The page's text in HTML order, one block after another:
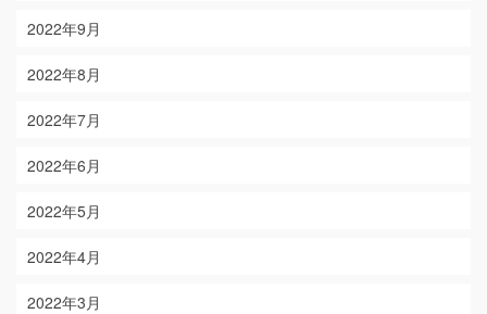
2022年9月
2022年8月
2022年7月
2022年6月
2022年5月
2022年4月
2022年3月